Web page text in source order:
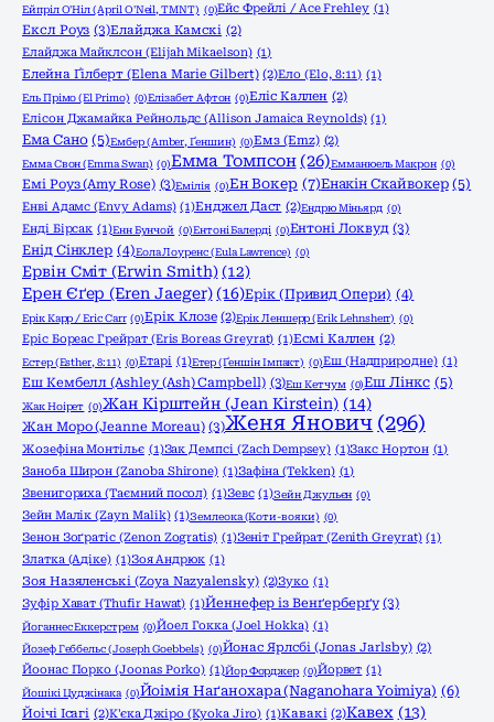
Ейпріл О'Ніл (April O'Neil, TMNT) (0)Ейс Фрейлі / Ace Frehley (1)
Ексл Роуз (3)Елайджа Камскі (2)
Елайджа Майклсон (Elijah Mikaelson) (1)
Елейна Ґілберт (Elena Marie Gilbert) (2)Ело (Elo, 8:11) (1)
Ель Прімо (El Primo) (0)Елізабет Афтон (0)Еліс Каллен (2)
Елісон Джамайка Рейнольдс (Allison Jamaica Reynolds) (1)
Ема Сано (5)Ембер (Amber, Ґеншин) (0)Емз (Emz) (2)
Емма Свон (Emma Swan) (0)Емма Томпсон (26)Емманюель Макрон (0)
Емі Роуз (Amy Rose) (3)Емілія (0)Ен Вокер (7)Енакін Скайвокер (5)
Енві Адамс (Envy Adams) (1)Енджел Даст (2)Ендрю Міньярд (0)
Енді Бірсак (1)Енн Бунчой (0)Ентоні Балерді (0)Ентоні Локвуд (3)
Енід Сінклер (4)Еола Лоуренс (Eula Lawrence) (0)
Ервін Сміт (Erwin Smith) (12)
Ерен Єґер (Eren Jaeger) (16)Ерік (Привид Опери) (4)
Ерік Карр / Eric Carr (0)Ерік Клозе (2)Ерік Леншерр (Erik Lehnsherr) (0)
Еріс Бореас Грейрат (Eris Boreas Greyrat) (1)Есмі Каллен (2)
Естер (Esther, 8:11) (0)Етарі (1)Етер (Ґеншін Імпакт) (0)Еш (Надприродне) (1)
Еш Кембелл (Ashley (Ash) Campbell) (3)Еш Кетчум (0)Еш Лінкс (5)
Жак Ноірет (0)Жан Кірштейн (Jean Kirstein) (14)
Жан Моро (Jeanne Moreau) (3)Женя Янович (296)
Жозефіна Монтільє (1)Зак Демпсі (Zach Dempsey) (1)Закс Нортон (1)
Заноба Широн (Zanoba Shirone) (1)Зафіна (Tekken) (1)
Звенигориха (Таємний посол) (1)Зевс (1)Зейн Джульєн (0)
Зейн Малік (Zayn Malik) (1)Землеока (Коти-вояки) (0)
Зенон Зоґратіс (Zenon Zogratis) (1)Зеніт Грейрат (Zenith Greyrat) (1)
Златка (Адіке) (1)Зоя Андрюк (1)
Зоя Назяленські (Zoya Nazyalensky) (2)Зуко (1)
Зуфір Хават (Thufir Hawat) (1)Йеннефер із Венґерберґу (3)
Йоганнес Еккерстрем (0)Йоел Гокка (Joel Hokka) (1)
Йозеф Геббельс (Joseph Goebbels) (0)Йонас Ярлсбі (Jonas Jarlsby) (2)
Йоонас Порко (Joonas Porko) (1)Йор Форджер (0)Йорвет (1)
Йошікі Цуджінака (0)Йоімія Наґанохара (Naganohara Yoimiya) (6)
Йоічі Ісагі (2)К'єка Джіро (Kyoka Jiro) (1)Кавакі (2)Кавех (13)